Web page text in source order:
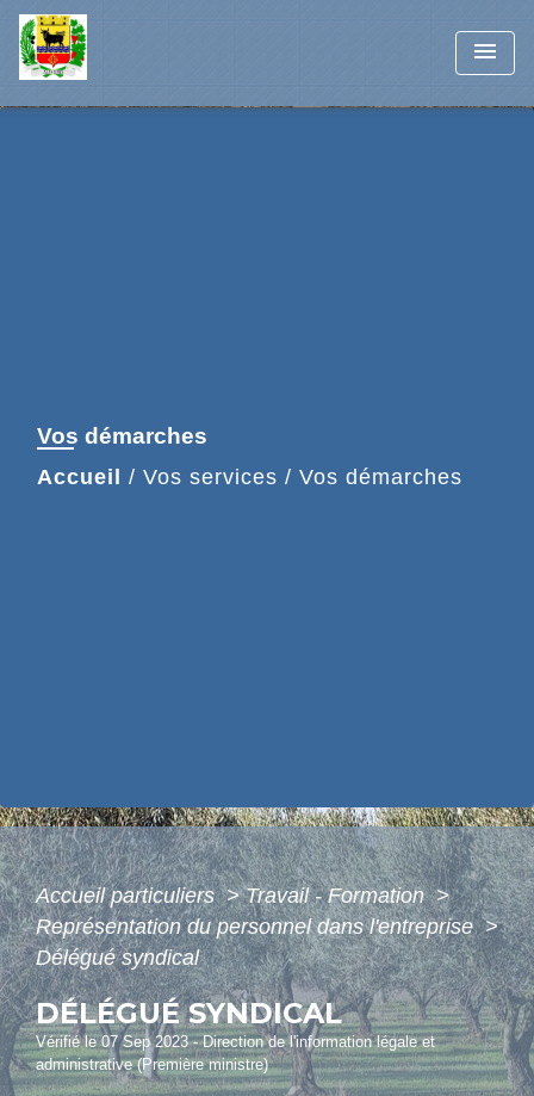
menu
Vos démarches
Accueil / Vos services / Vos démarches
Accueil particuliers> Travail - Formation>
Représentation du personnel dans l'entreprise>
Délégué syndical
DÉLÉGUÉ SYNDICAL
Vérifié le 07 Sep 2023 - Direction de l'information légale et
administrative (Première ministre)